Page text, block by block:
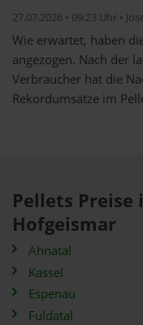
27.07.2026 • 09:23 Uhr •
Wie erwartet, haben
angezogen. Nach der
Verbraucher hat die
Rekordumsätze im
Pellets Preise
Hofgeismar
Ahnatal
Kassel
Espenau
Fuldatal